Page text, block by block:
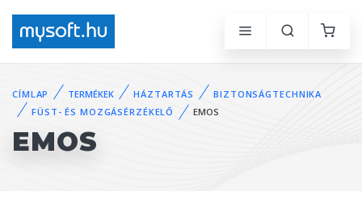
CÍMLAP TERMÉKEK HÁZTARTÁS
BIZTONSÁGTECHNIKA
FÜST- ÉS MOZGÁSÉRZÉKELŐ
EMOS
EMOS